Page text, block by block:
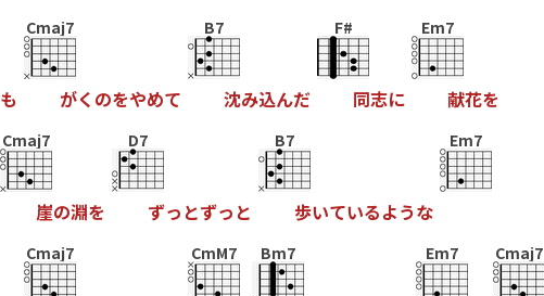
も
Cmaj7
がく のをやめて
B7
沈み込んだ
F#
同志に
Em7
献花を
Cmaj7
崖の淵を
D7
ずっ とずっ と
B7
歩いているような
Em7
Cmaj7 CmM7 Bm7 Em7 Cmaj7